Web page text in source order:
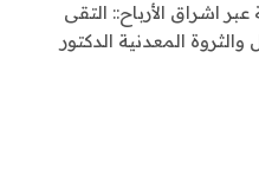
اشراق الأرباح:: التقى
المعدنية الدكتور